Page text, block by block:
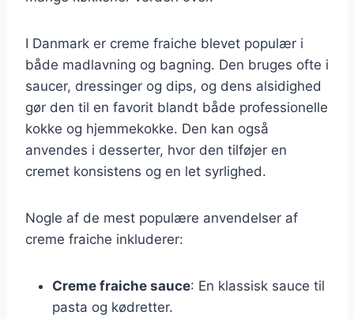
I Danmark er creme fraiche blevet populær i
både madlavning og bagning. Den bruges ofte i
saucer, dressinger og dips, og dens alsidighed
gør den til en favorit blandt både professionelle
kokke og hjemmekokke. Den kan også
anvendes i desserter, hvor den tilføjer en
cremet konsistens og en let syrlighed.
Nogle af de mest populære anvendelser af
creme fraiche inkluderer:
Creme fraiche sauce: En klassisk sauce til
pasta og kødretter.